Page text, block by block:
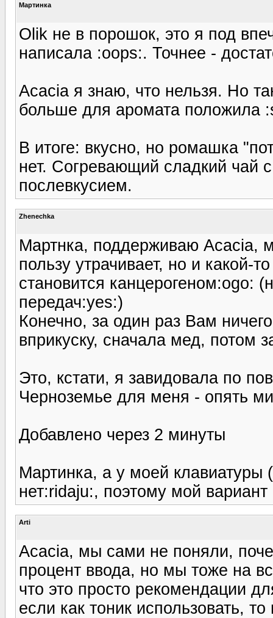
Мартинка
Olik не в порошок, это я под
написала :oops:. Точнее -
Acacia я знаю, что нельзя. Но
больше для аромата положила
В итоге: вкусно, но ромашка
нет. Согревающий сладкий чай
послевкусием.
Zhenechka
Мартнка, поддерживаю Acacia,
пользу утрачивает, но и какой-
становится канцерогеном:ogo:
передач:yes:)
Конечно, за один раз Вам
вприкуску, сначала мед, потом
Это, кстати, я завидовала по
Черноземье для меня - опять
Добавлено через 2 минуты
Мартинка, а у моей
нет:ridaju:, поэтому мой
Arti
Acacia, мы сами не поняли,
процент ввода, но мы тоже на
что это просто рекомендации
если как тоник использовать,